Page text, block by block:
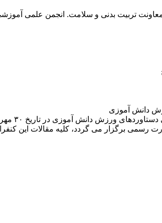
تربیت بدنی و سلامت. انجمن علمی
دانش آموزی
رسمی برگزار می گردد، کلیه مقالات این